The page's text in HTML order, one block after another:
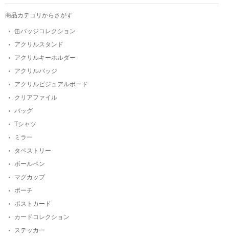
商品カテゴリからさがす
缶バッジコレクション
アクリルスタンド
アクリルキーホルダー
アクリルバッジ
アクリルビジュアルボード
クリアファイル
バッグ
Tシャツ
ミラー
タペストリー
ボールペン
マグカップ
ポーチ
ポストカード
カードコレクション
ステッカー